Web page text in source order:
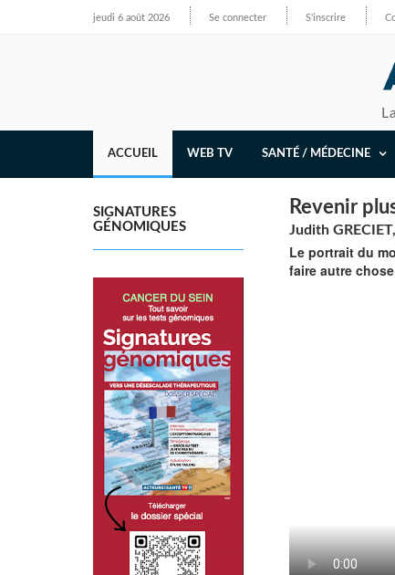
jeudi 6 août 2026 Se connecter S'inscrire
ACCUEIL WEB TV SANTÉ / MÉDECINE
SIGNATURES
GÉNOMIQUES
Revenir
Judith
Le portrait du
faire autre